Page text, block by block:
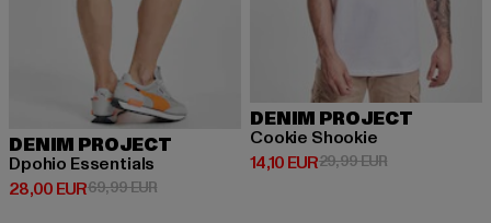
DENIM PROJECT
Dpohio Essentials
28,00 EUR
Derzeitiger Preis: 28,00 EUR
69,99 EURAktionspreis: 69,99 EUR
DENIM PROJECT
Cookie Shookie
14,10 EUR
Derzeitiger Preis: 14,10 EUR
29,99 EURAktionspreis: